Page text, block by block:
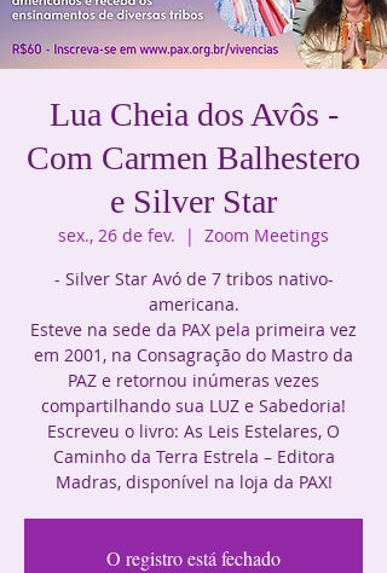
Lua Cheia dos Avôs -
Com Carmen Balhestero
e Silver Star
sex., 26 de fev.
  |
Zoom Meetings
- Silver Star Avó de 7 tribos nativo-
americana.
Esteve na sede da PAX pela primeira vez
em 2001, na Consagração do Mastro da
PAZ e retornou inúmeras vezes
compartilhando sua LUZ e Sabedoria!
Escreveu o livro: As Leis Estelares, O
Caminho da Terra Estrela – Editora
Madras, disponível na loja da PAX!
O registro está fechado